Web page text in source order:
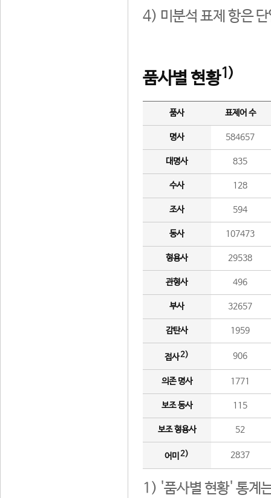
4) 미분석 표제 항은
품사별 현황1)
품사 표제어 수
명사 584657
대명사 835
수사 128
조사 594
동사 107473
형용사 29538
관형사 496
부사 32657
감탄사 1959
접사2) 906
의존 명사 1771
보조 동사 115
보조 형용사 52
어미 2) 2837
1) '품사별 현황' 통계